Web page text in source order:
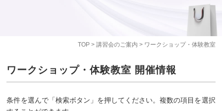
TOP> 講習会のご案内 > ワークショップ・体験教室
ワークショップ・体験教室 開催情報
条件を選んで「検索ボタン」を押してください。複数の項目を選択